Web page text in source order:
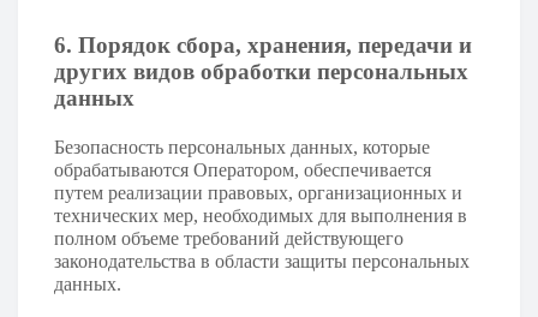
6. Порядок сбора, хранения, передачи и
других видов обработки персональных
данных
Безопасность персональных данных, которые
обрабатываются Оператором, обеспечивается
путем реализации правовых, организационных и
технических мер, необходимых для выполнения в
полном объеме требований действующего
законодательства в области защиты персональных
данных.